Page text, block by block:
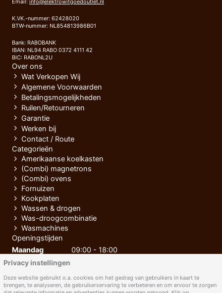
K.VK.-nummer: 62428020
BTW-nummer: NL854813986B01
Bank: RABOBANK
IBAN: NL94 RABO 0372 4111 42
BIC: RABONL2U
Over ons
Wat Verkopen Wij
Algemene Voorwaarden
Betalingsmogelijkheden
Ruilen/Retourneren
Garantie
Werken bij
Contact / Route
Categorieën
Amerikaanse koelkasten
(Combi) magnetrons
(Combi) ovens
Fornuizen
Kookplaten
Wassen & drogen
Was-droogcombinatie
Wasmachines
Openingstijden
Maandag
09:00 - 18:00
Dinsdag
Woensdag
09:00 - 18:00
Privacy instellingen
Deze website gebruikt o.a. cookies om het gedrag van gebruikers in kaart te
brengen, te analyseren, de gebruikerservaring te verbeteren en om ervoor te zorgen